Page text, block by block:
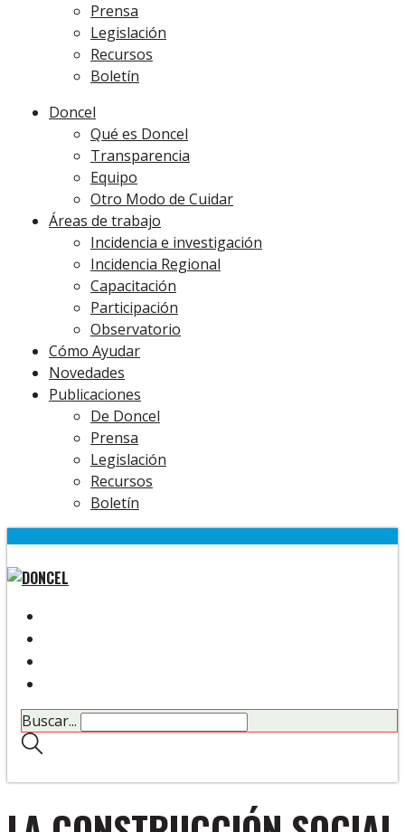
Prensa
Legislación
Recursos
Boletín
Doncel
Qué es Doncel
Transparencia
Equipo
Otro Modo de Cuidar
Áreas de trabajo
Incidencia e investigación
Incidencia Regional
Capacitación
Participación
Observatorio
Cómo Ayudar
Novedades
Publicaciones
De Doncel
Prensa
Legislación
Recursos
Boletín
Buscar...